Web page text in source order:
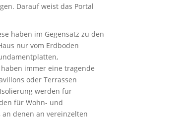
Darauf weist das Portal
haben im Gegensatz zu den
nur vom Erdboden
immer eine tragende
oder Terrassen
werden für
für Wohn- und
denen an vereinzelten